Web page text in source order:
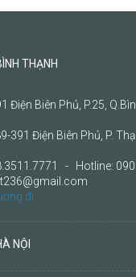
THẠNH
Điện Biên Phủ, P.25,
391 Điện Biên Phủ, P.
- Hotline:
đi
NỘI